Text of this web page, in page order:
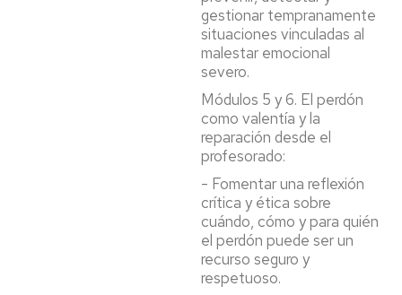
gestionar tempranamente
situaciones vinculadas al
malestar emocional
severo.
Módulos 5 y 6. El perdón
como valentía y la
reparación desde el
profesorado:
- Fomentar una reflexión
crítica y ética sobre
cuándo, cómo y para quién
el perdón puede ser un
recurso seguro y
respetuoso.